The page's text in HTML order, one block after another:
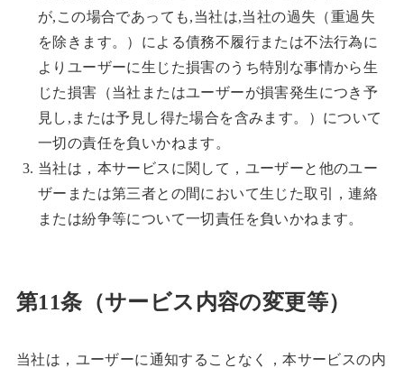
が,この場合であっても,当社は,当社の過失（重過失
を除きます。）による債務不履行または不法行為に
よりユーザーに生じた損害のうち特別な事情から生
じた損害（当社またはユーザーが損害発生につき予
見し,または予見し得た場合を含みます。）について
一切の責任を負いかねます。
当社は，本サービスに関して，ユーザーと他のユー
ザーまたは第三者との間において生じた取引，連絡
または紛争等について一切責任を負いかねます。
第11条（サービス内容の変更等）
当社は，ユーザーに通知することなく，本サービスの内